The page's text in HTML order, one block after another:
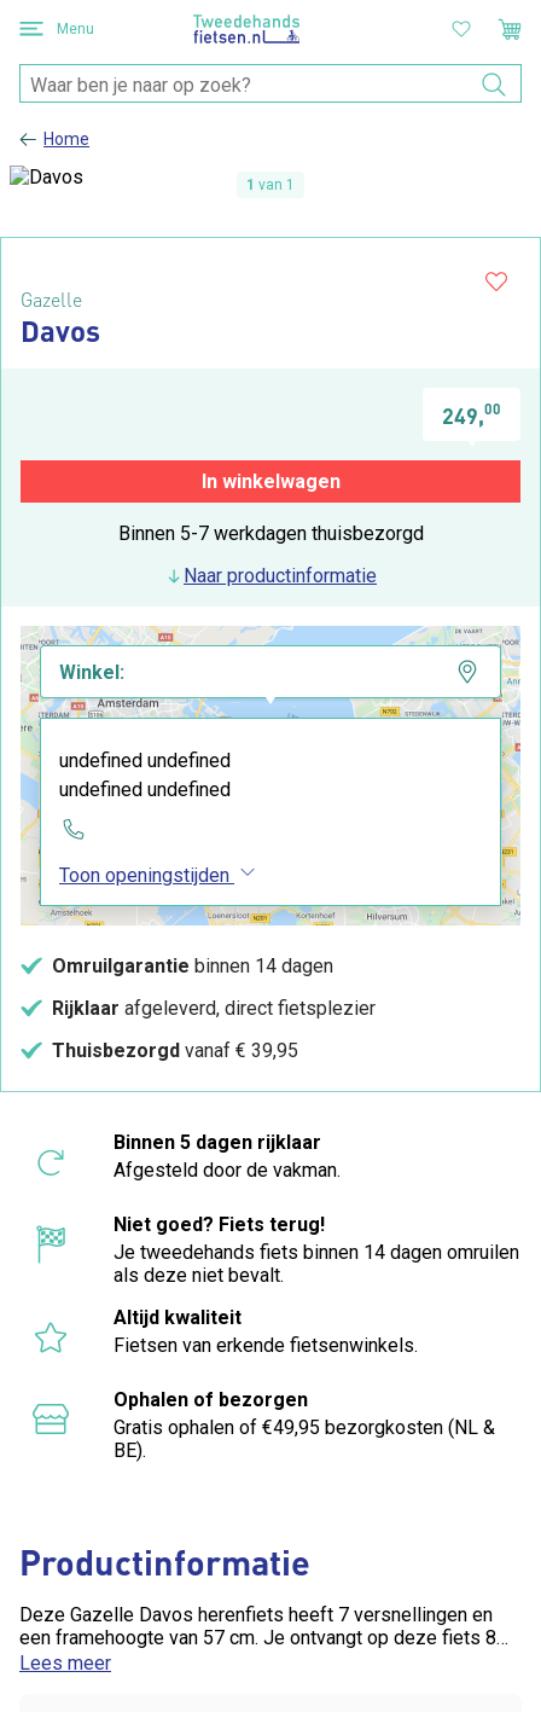
Menu
Home
1 van 1
Productinformatie
Deze Gazelle Davos herenfiets heeft 7 versnellingen en
een framehoogte van 57 cm. Je ontvangt op deze fiets 8
dagen omruilgarantie.
Lees meer
Gazelle
Davos
249,00
In winkelwagen
Binnen 5-7 werkdagen thuisbezorgd
Naar productinformatie
Winkel:
undefined undefined
undefined undefined
Toon openingstijden
Omruilgarantie binnen 14 dagen
Rijklaar afgeleverd, direct fietsplezier
Thuisbezorgd vanaf € 39,95
Binnen 5 dagen rijklaar
Afgesteld door de vakman.
Niet goed? Fiets terug!
Je tweedehands fiets binnen 14 dagen omruilen
als deze niet bevalt.
Altijd kwaliteit
Fietsen van erkende fietsenwinkels.
Ophalen of bezorgen
Gratis ophalen of €49,95 bezorgkosten (NL &
BE).